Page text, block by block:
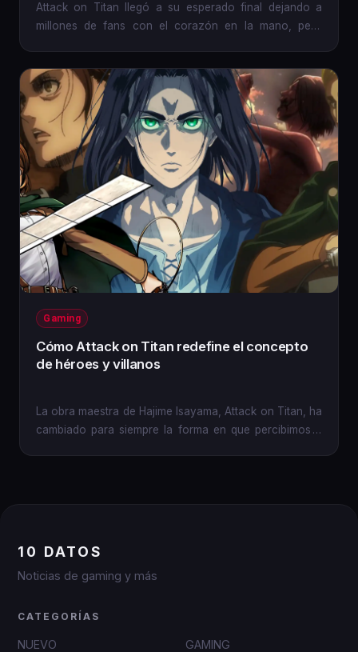
Attack on Titan llegó a su esperado final dejando a
millones de fans con el corazón en la mano, pero
Gaming
Cómo Attack on Titan redefine el concepto
de héroes y villanos
La obra maestra de Hajime Isayama, Attack on Titan, ha
cambiado para siempre la forma en que percibimos a
10 DATOS
Noticias de gaming y más
CATEGORÍAS
NUEVO
GAMING